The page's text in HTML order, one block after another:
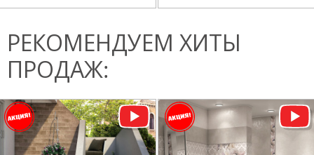
РЕКОМЕНДУЕМ ХИТЫ
ПРОДАЖ: